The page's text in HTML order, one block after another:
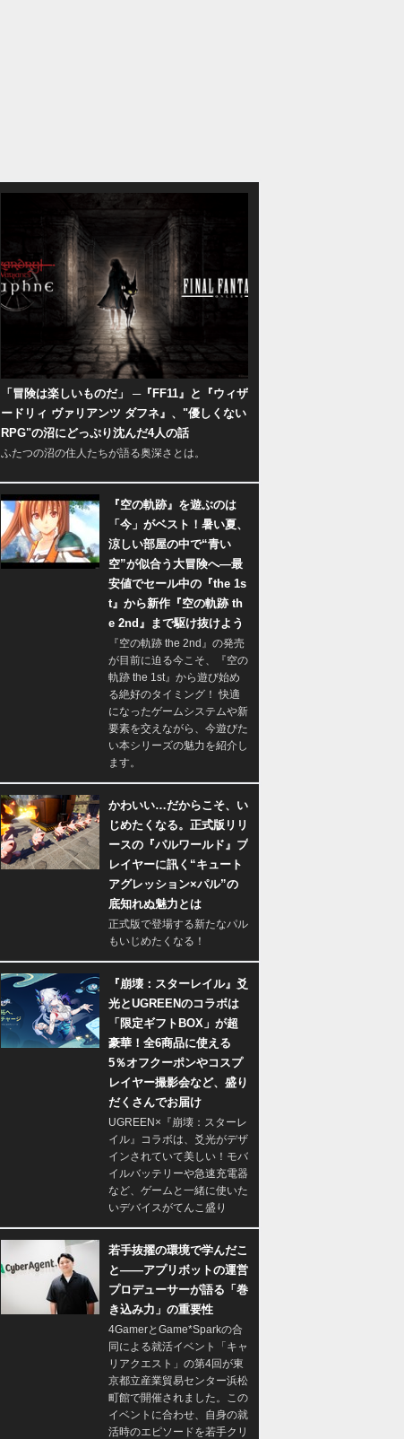
「冒険は楽しいものだ」 ─『FF11』と『ウィザ
ードリィ ヴァリアンツ ダフネ』、"優しくない
RPG"の沼にどっぷり沈んだ4人の話
ふたつの沼の住人たちが語る奥深さとは。
『空の軌跡』を遊ぶのは
「今」がベスト！暑い夏、
涼しい部屋の中で“青い
空”が似合う大冒険へ―最
安値でセール中の『the 1s
t』から新作『空の軌跡 th
e 2nd』まで駆け抜けよう
『空の軌跡 the 2nd』の発売
が目前に迫る今こそ、『空の
軌跡 the 1st』から遊び始め
る絶好のタイミング！ 快適
になったゲームシステムや新
要素を交えながら、今遊びた
い本シリーズの魅力を紹介し
ます。
かわいい…だからこそ、い
じめたくなる。正式版リリ
ースの『パルワールド』プ
レイヤーに訊く“キュート
アグレッション×パル”の
底知れぬ魅力とは
正式版で登場する新たなパル
もいじめたくなる！
『崩壊：スターレイル』爻
光とUGREENのコラボは
「限定ギフトBOX」が超
豪華！全6商品に使える
5％オフクーポンやコスプ
レイヤー撮影会など、盛り
だくさんでお届け
UGREEN×『崩壊：スターレ
イル』コラボは、爻光がデザ
インされていて美しい！モバ
イルバッテリーや急速充電器
など、ゲームと一緒に使いた
いデバイスがてんこ盛り
若手抜擢の環境で学んだこ
と――アプリボットの運営
プロデューサーが語る「巻
き込み力」の重要性
4GamerとGame*Sparkの合
同による就活イベント「キャ
リアクエスト」の第4回が東
京都立産業貿易センター浜松
町館で開催されました。この
イベントに合わせ、自身の就
活時のエピソードを若手クリ